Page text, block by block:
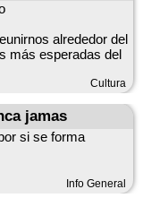
alrededor del
más esperadas del
bollos y
de San Juan.
Cultura
jamas
si se forma
Info General